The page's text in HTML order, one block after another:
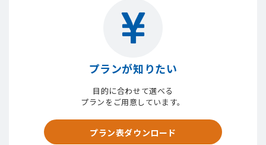
プランが知りたい
目的に合わせて選べる
プランをご用意しています。
プラン表ダウンロード